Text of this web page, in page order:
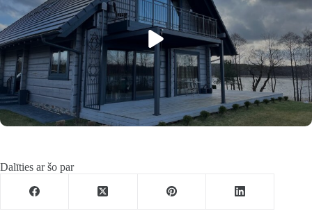
Dalīties ar šo par